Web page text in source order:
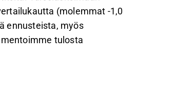
(molemmat -1,0
ennusteista, myös
tulosta